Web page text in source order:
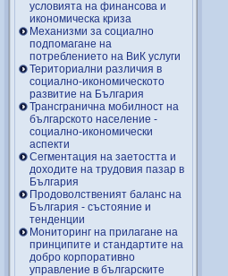
условията на финансова и
икономическа криза
Механизми за социално
подпомагане на
потреблението на ВиК услуги
Териториални различия в
социално-икономическото
развитие на България
Трансгранична мобилност на
българското население -
социално-икономически
аспекти
Сегментация на заетостта и
доходите на трудовия пазар в
България
Продоволственият баланс на
България - състояние и
тенденции
Мониторинг на прилагане на
принципите и стандартите на
добро корпоративно
управление в българските